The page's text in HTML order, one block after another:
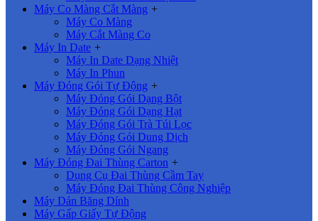
Máy Co Màng Cắt Màng +
Máy Co Màng
Máy Cắt Màng Co
Máy In Date +
Máy In Date Dạng Nhiệt
Máy In Phun
Máy Đóng Gói Tự Động +
Máy Đóng Gói Dạng Bột
Máy Đóng Gói Dạng Hạt
Máy Đóng Gói Trà Túi Lọc
Máy Đóng Gói Dung Dịch
Máy Đóng Gói Ngang
Máy Đóng Đai Thùng Carton +
Dụng Cụ Đai Thùng Cầm Tay
Máy Đóng Đai Thùng Công Nghiệp
Máy Dán Băng Dính
Máy Gấp Giấy Tự Động